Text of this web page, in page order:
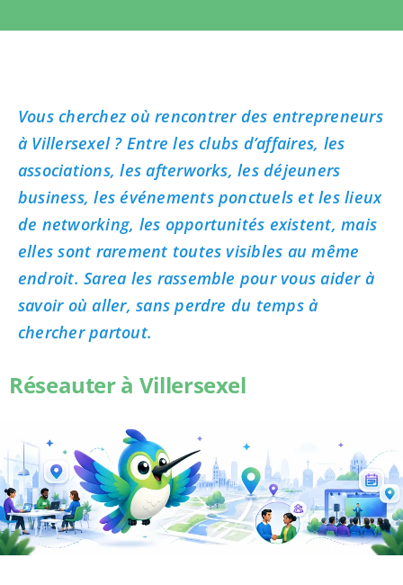
Vous cherchez où rencontrer des entrepreneurs
à Villersexel ? Entre les clubs d’affaires, les
associations, les afterworks, les déjeuners
business, les événements ponctuels et les lieux
de networking, les opportunités existent, mais
elles sont rarement toutes visibles au même
endroit. Sarea les rassemble pour vous aider à
savoir où aller, sans perdre du temps à
chercher partout.
Réseauter à Villersexel